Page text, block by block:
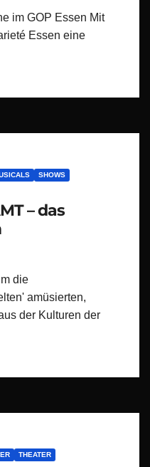
im GOP Essen Mit
Essen eine
SHOWS
– das
die
amüsierten,
der Kulturen der
THEATER